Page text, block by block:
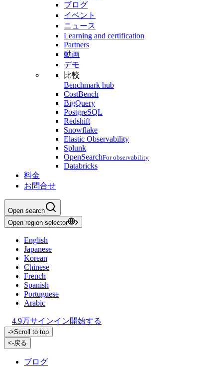
ブログ
イベント
ニュース
Learning and certification
Partners
動画
デモ
比較
Benchmark hub
CostBench
BigQuery
PostgreSQL
Redshift
Snowflake
Elastic Observability
Splunk
OpenSearchFor observability
Databricks
料金
お問合せ
Open search
Open region selector
English
Japanese
Korean
Chinese
French
Spanish
Portuguese
Arabic
4.9万サインイン開始する
->Scroll to top
<-戻る
ブログ